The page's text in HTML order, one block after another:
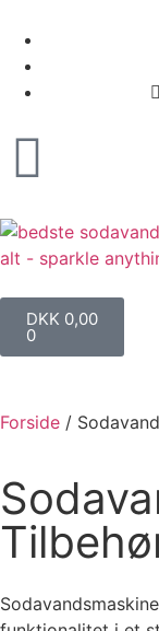
DKK 0,00
0
Forside /